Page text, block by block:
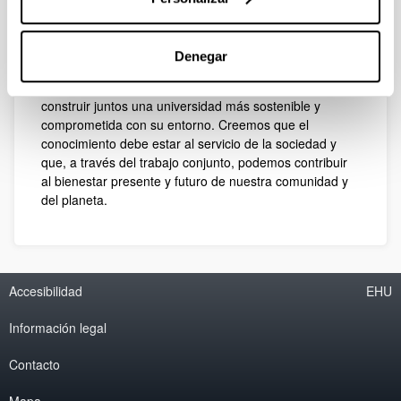
Denegar
de una cultura de solidaridad y responsabilidad
Desde la Dirección, invitamos a estudiantes, docentes y
personal PTGAS a sumarse a nuestras acciones y
construir juntos una universidad más sostenible y
comprometida con su entorno. Creemos que el
conocimiento debe estar al servicio de la sociedad y
que, a través del trabajo conjunto, podemos contribuir
al bienestar presente y futuro de nuestra comunidad y
del planeta.
Accesibilidad
Información legal
Contacto
EHU